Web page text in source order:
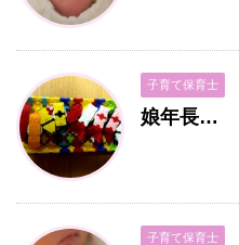
子育て保育士
娘年長…
子育て保育士